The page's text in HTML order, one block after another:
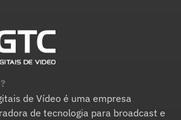
de Vídeo é uma empresa
de tecnologia para broadcast e